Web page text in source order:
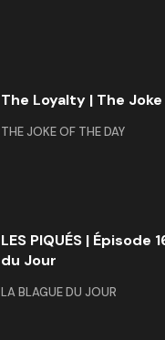
The Loyalty | The
THE JOKE OF THE DAY
LES PIQUÉS | Épisode
du Jour
LA BLAGUE DU JOUR